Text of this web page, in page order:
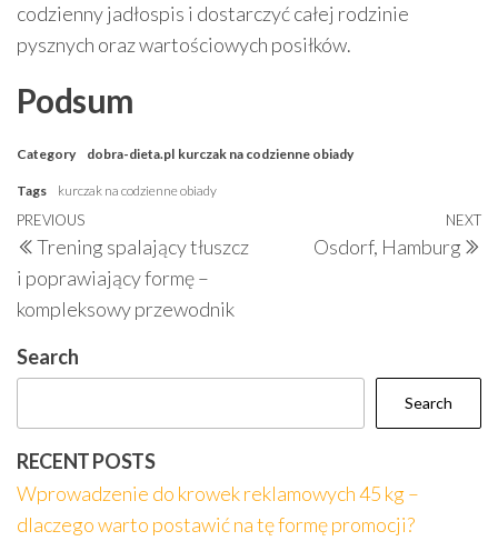
codzienny jadłospis i dostarczyć całej rodzinie
pysznych oraz wartościowych posiłków.
Podsum
Category dobra-dieta.pl kurczak na codzienne obiady
Tags kurczak na codzienne obiady
Post
navigation
Previous
Post
PREVIOUS
Trening spalający tłuszcz
i poprawiający formę –
kompleksowy przewodnik
NEXT
Osdorf, Hamburg
Search
Search
RECENT POSTS
Wprowadzenie do krowek reklamowych 45 kg –
dlaczego warto postawić na tę formę promocji?